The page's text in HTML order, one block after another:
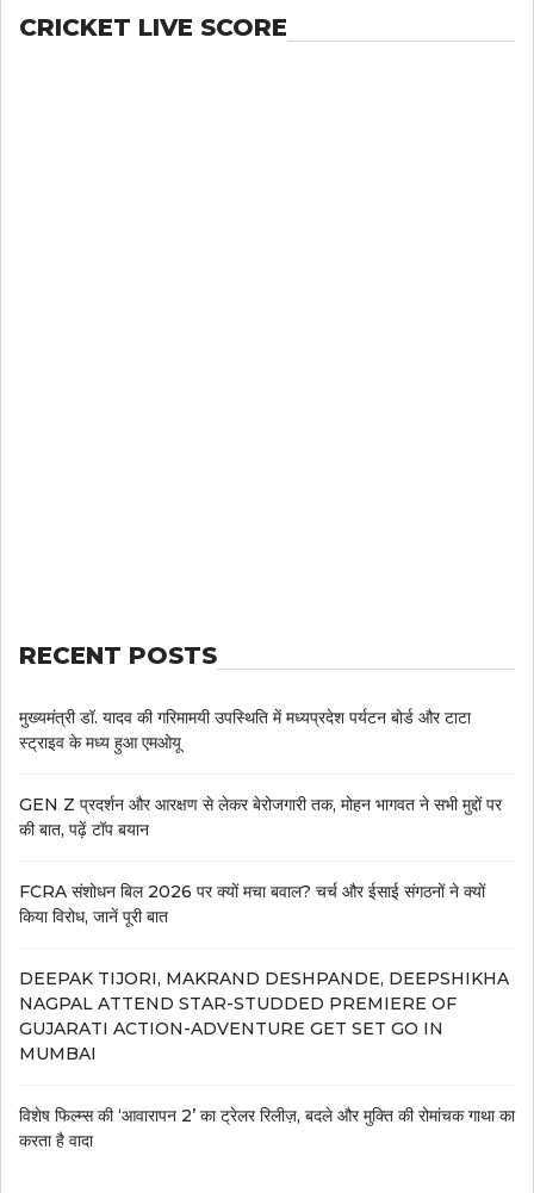
CRICKET LIVE SCORE
RECENT POSTS
मुख्यमंत्री डॉ. यादव की गरिमामयी उपस्थिति में मध्यप्रदेश पर्यटन बोर्ड और टाटा
स्ट्राइव के मध्य हुआ एमओयू
GEN Z प्रदर्शन और आरक्षण से लेकर बेरोजगारी तक, मोहन भागवत ने सभी मुद्दों पर
की बात, पढ़ें टॉप बयान
FCRA संशोधन बिल 2026 पर क्यों मचा बवाल? चर्च और ईसाई संगठनों ने क्यों
किया विरोध, जानें पूरी बात
DEEPAK TIJORI, MAKRAND DESHPANDE, DEEPSHIKHA
NAGPAL ATTEND STAR-STUDDED PREMIERE OF
GUJARATI ACTION-ADVENTURE GET SET GO IN
MUMBAI
विशेष फिल्म्स की ‘आवारापन 2’ का ट्रेलर रिलीज़, बदले और मुक्ति की रोमांचक गाथा का
करता है वादा